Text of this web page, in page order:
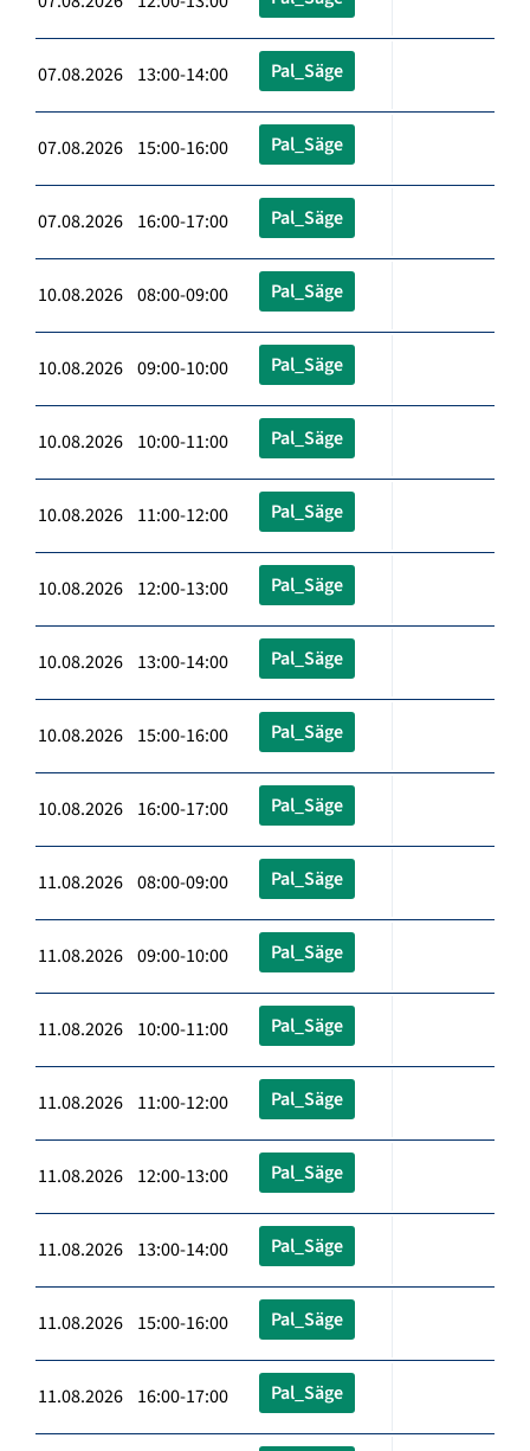
07.08.2026 13:00-14:00 Pal_Säge
07.08.2026 15:00-16:00 Pal_Säge
07.08.2026 16:00-17:00 Pal_Säge
10.08.2026 08:00-09:00 Pal_Säge
10.08.2026 09:00-10:00 Pal_Säge
10.08.2026 10:00-11:00 Pal_Säge
10.08.2026 11:00-12:00 Pal_Säge
10.08.2026 12:00-13:00 Pal_Säge
10.08.2026 13:00-14:00 Pal_Säge
10.08.2026 15:00-16:00 Pal_Säge
10.08.2026 16:00-17:00 Pal_Säge
11.08.2026 08:00-09:00 Pal_Säge
11.08.2026 09:00-10:00 Pal_Säge
11.08.2026 10:00-11:00 Pal_Säge
11.08.2026 11:00-12:00 Pal_Säge
11.08.2026 12:00-13:00 Pal_Säge
11.08.2026 13:00-14:00 Pal_Säge
11.08.2026 15:00-16:00 Pal_Säge
11.08.2026 16:00-17:00 Pal_Säge